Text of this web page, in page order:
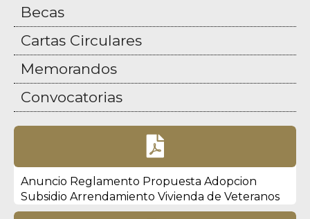
Becas
Cartas Circulares
Memorandos
Convocatorias

Anuncio Reglamento Propuesta Adopcion
Subsidio Arrendamiento Vivienda de Veteranos